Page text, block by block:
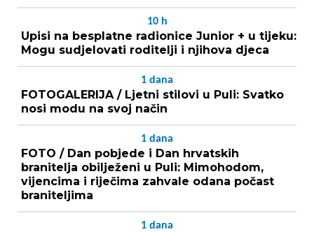
10 h
Upisi na besplatne radionice Junior + u tijeku:
Mogu sudjelovati roditelji i njihova djeca
1 dana
FOTOGALERIJA / Ljetni stilovi u Puli: Svatko
nosi modu na svoj način
1 dana
FOTO / Dan pobjede i Dan hrvatskih
branitelja obilježeni u Puli: Mimohodom,
vijencima i riječima zahvale odana počast
braniteljima
1 dana